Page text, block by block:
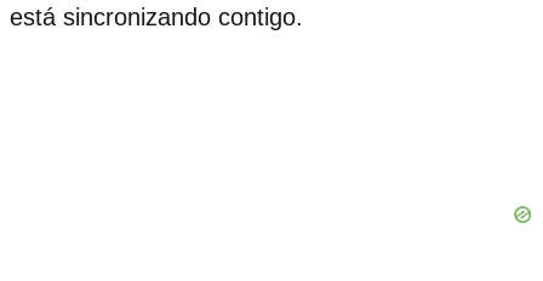
está sincronizando contigo.